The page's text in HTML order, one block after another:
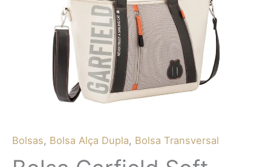
Bolsas, Bolsa Alça Dupla, Bolsa Transversal